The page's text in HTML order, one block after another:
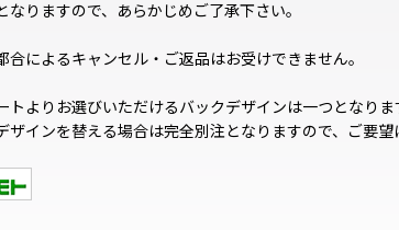
りますので、あらかじめご了承下さい。
によるキャンセル・ご返品はお受けできません。
よりお選びいただけるバックデザインは一つとなりま
インを替える場合は完全別注となりますので、ご要望